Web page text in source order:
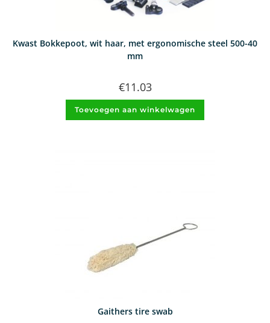
Kwast Bokkepoot, wit haar, met ergonomische steel 500-40
mm
€11.03
Toevoegen aan winkelwagen
Gaithers tire swab